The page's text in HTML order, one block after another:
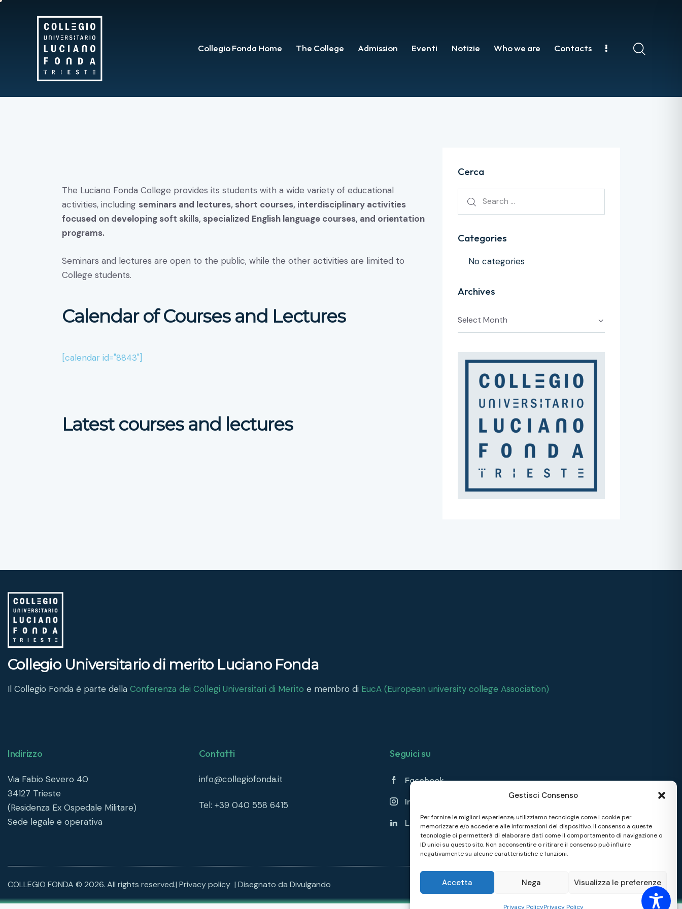
Gestisci Consenso
Per fornire le migliori esperienze, utilizziamo tecnologie come i cookie per
memorizzare e/o accedere alle informazioni del dispositivo. Il consenso a queste
tecnologie ci permetterà di elaborare dati come il comportamento di navigazione o
ID unici su questo sito. Non acconsentire o ritirare il consenso può influire
negativamente su alcune caratteristiche e funzioni.
Accetta Nega Visualizza le preferenze
Privacy PolicyPrivacy Policy
Collegio Fonda Home The College Admission Eventi Notizie Who we are Contacts
The Luciano Fonda College provides its students with a wide variety of educational
activities, including seminars and lectures, short courses, interdisciplinary activities
focused on developing soft skills, specialized English language courses, and orientation
programs.
Seminars and lectures are open to the public, while the other activities are limited to
College students.
Calendar of Courses and Lectures
[calendar id="8843"]
Latest courses and lectures
Cerca
Categories
No categories
Archives
Collegio Universitario di merito Luciano Fonda
Il Collegio Fonda è parte della Conferenza dei Collegi Universitari di Merito e membro di EucA (European university college Association)
Indirizzo
Via Fabio Severo 40
34127 Trieste
(Residenza Ex Ospedale Militare)
Sede legale e operativa
Contatti
info@collegiofonda.it
Tel: +39 040 558 6415
Seguici su
Facebook
Instagram
Linkedin
COLLEGIO FONDA © 2026. All rights reserved.| Privacy policy | Disegnato da Divulgando